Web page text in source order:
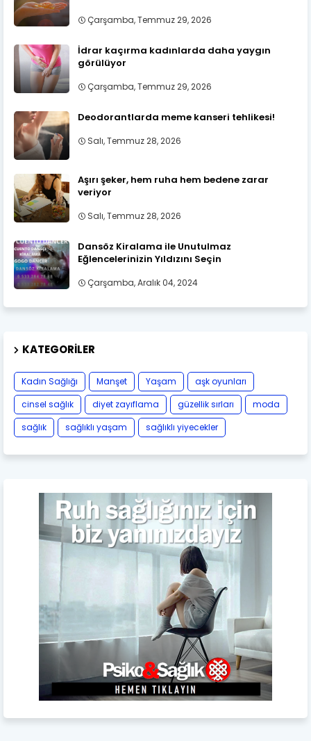
Çarşamba, Temmuz 29, 2026
İdrar kaçırma kadınlarda daha yaygın
görülüyor
Çarşamba, Temmuz 29, 2026
Deodorantlarda meme kanseri tehlikesi!
Salı, Temmuz 28, 2026
Aşırı şeker, hem ruha hem bedene zarar
veriyor
Salı, Temmuz 28, 2026
Dansöz Kiralama ile Unutulmaz
Eğlencelerinizin Yıldızını Seçin
Çarşamba, Aralık 04, 2024
KATEGORILER
Kadın Sağlığı Manşet Yaşam
aşk oyunları
cinsel sağlık
diyet zayıflama güzellik sırları
moda
sağlık
sağlıklı yaşam sağlıklı yiyecekler